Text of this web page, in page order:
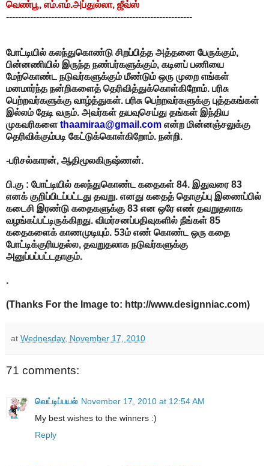
வெண்பூ, எம்.எம்.அப்துல்லா, ஜீவ்ஸ்
--------------------------------------------------------------
போட்டியில் கலந்துகொண்டு சிறப்பித்த அத்தனை பேருக்கும்,
பின்னணியில் இருந்த நண்பர்களுக்கும், கடினப் பணியை
மேற்கொண்ட நடுவர்களுக்கும் மீண்டும் ஒரு முறை எங்கள்
மனமார்ந்த நன்றிகளைத் தெரிவித்துக்கொள்கிறோம். பரிசு
பெற்றவர்களுக்கு வாழ்த்துகள். பரிசு பெற்றவர்களுக்கு புத்தகங்கள்
இல்லம் தேடி வரும். அவர்கள் தயவுசெய்து தங்கள் இந்திய
முகவரிகளை thaamiraa@gmail.com என்ற மின்னஞ்சலுக்கு
தெரிவிக்கும்படி கேட்டுக்கொள்கிறோம். நன்றி.
-பரிசல்காரன், ஆதிமூலகிருஷ்ணன்.
பி.கு : போட்டியில் கலந்துகொண்ட கதைகள் 84. இதுவரை 83
எனக் குறிப்பிடப்பட்டது தவறு. எனது கதைத் தொகுப்பு இணைப்பில்
கடைசி இரண்டு கதைகளுக்கு 83 என ஒரே எண் தவறுதலாக
வழங்கப்பட்டிருக்கிறது. விமர்சனப்பதிவுகளில் நீங்கள் 85
கதைகளைக் காணமுடியும். 53ம் எண் கொண்ட ஒரு கதை
போட்டிக்குரியதல்ல, தவறுதலாக நடுவர்களுக்கு
அனுப்பப்பட்டதாகும்.
.
(Thanks For the Image to: http://www.designniac.com)
at Wednesday, November 17, 2010
71 comments:
வெட்டிப்பயல் November 17, 2010 at 12:54 AM
My best wishes to the winners :)
Reply